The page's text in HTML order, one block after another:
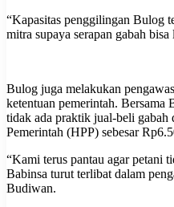
“Kapasitas penggilingan Bulog
mitra supaya serapan gabah
Bulog juga melakukan
ketentuan pemerintah. Bersama
tidak ada praktik jual-beli gabah
Pemerintah (HPP) sebesar
“Kami terus pantau agar petani
Babinsa turut terlibat dalam
Budiwan.